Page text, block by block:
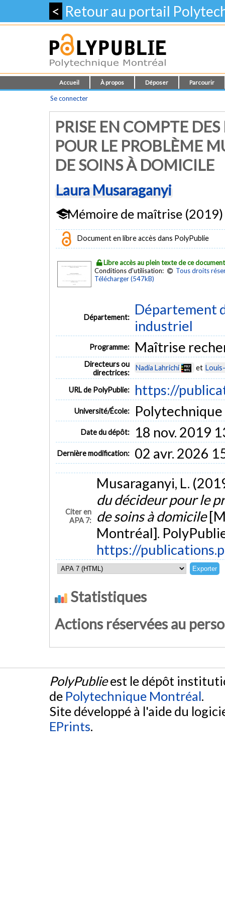
< Retour au portail
Accueil À propos Déposer Parcourir
Se connecter
PRISE EN COMPTE
POUR LE PROBLÈME
DE SOINS À DOMICILE
Laura Musaraganyi
Mémoire de maîtrise (2019)
Document en libre accès dans PolyPublie
Libre accès au plein texte de ce document
Conditions d'utilisation:
Tous droits
Télécharger (547kB)
Département:
Département
industriel
Programme: Maîtrise
Directeurs ou
directrices:
Nadia Lahrichi et
URL de PolyPublie: https://
Université/École:
Date du dépôt: 18 nov. 2019
Dernière modification: 02 avr. 2026
Citer en
APA 7:
Musaraganyi, L.
du décideur pour le
de soins à domicile
Montréal].
https://
Statistiques
Actions réservées au
PolyPublieest le dépôt
de Polytechnique Montréal.
Site développé à l'aide du
EPrints.